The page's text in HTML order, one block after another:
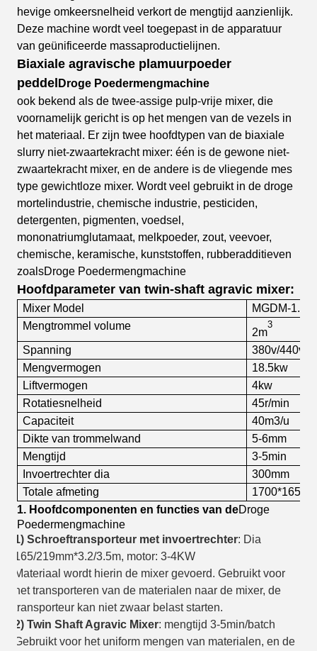
hevige omkeersnelheid verkort de mengtijd aanzienlijk.
Deze machine wordt veel toegepast in de apparatuur
van geünificeerde massaproductielijnen.
Biaxiale agravische plamuurpoeder
peddel Droge Poedermengmachine
ook bekend als de twee-assige pulp-vrije mixer, die
voornamelijk gericht is op het mengen van de vezels in
het materiaal. Er zijn twee hoofdtypen van de biaxiale
slurry niet-zwaartekracht mixer: één is de gewone niet-
zwaartekracht mixer, en de andere is de vliegende mes
type gewichtloze mixer. Wordt veel gebruikt in de droge
mortelindustrie, chemische industrie, pesticiden,
detergenten, pigmenten, voedsel,
mononatriumglutamaat, melkpoeder, zout, veevoer,
chemische, keramische, kunststoffen, rubberadditieven
zoalsDroge Poedermengmachine
Hoofdparameter van twin-shaft agravic mixer:
Mixer Model
MGDM-1.2
Mengtrommel volume
2m
3
Spanning
380v/440v
Mengvermogen
18.5kw
Liftvermogen
4kw
Rotatiesnelheid
45r/min
Capaciteit
40m3/u
Dikte van trommelwand
5-6mm
Mengtijd
3-5min
Invoertrechter dia
300mm
Totale afmeting
1. Hoofdcomponenten en functies van deDroge
Poedermengmachine
1) Schroeftransporteur met invoertrechter: Dia
165/219mm*3.2/3.5m, motor: 3-4KW
Materiaal wordt hierin de mixer gevoerd. Gebruikt voor
het transporteren van de materialen naar de mixer, de
transporteur kan niet zwaar belast starten.
2) Twin Shaft Agravic Mixer: mengtijd 3-5min/batch
Gebruikt voor het uniform mengen van materialen, en de